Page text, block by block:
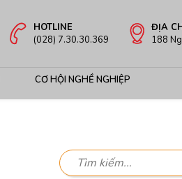
HOTLINE
(028) 7.30.30.369
ĐỊA
188
CƠ HỘI NGHỀ NGHIỆP